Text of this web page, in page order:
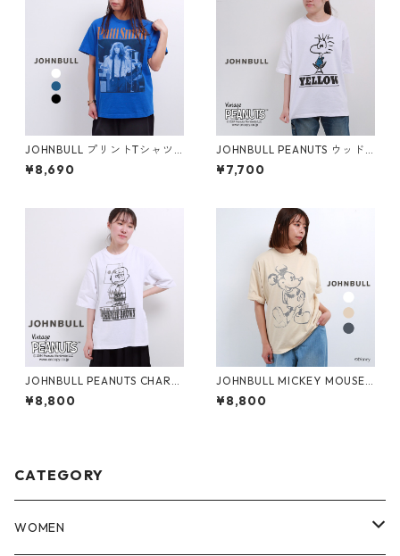
JOHNBULL プリントTシャツ
Patti Smith レディース メン
ズ ジョンブル パティ・スミス
¥8,690
JOHNBULL PEANUTS ウッド
ストック プリントTシャツ レ
ディース メンズ ジョンブル ス
¥7,700
JOHNBULL PEANUTS CHARLI
E BROWN プリントTシャツ
レディース メンズ ジョンブル
¥8,800
JOHNBULL MICKEY MOUSE
プリント Tシャツ レディース
メンズ ジョンブル JT252C02
¥8,800
CATEGORY
WOMEN